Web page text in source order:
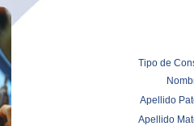
Tipo de
Apellido
Apellido